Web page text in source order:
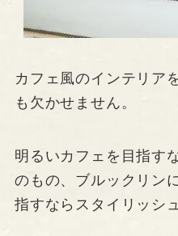
カフェ風のインテリア
も欠かせません。
明るいカフェを目指す
のもの、ブルックリン
指すならスタイリッシ